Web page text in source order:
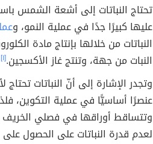
تحتاج النباتات إلى أشعة الشمس
عليها كبيرًا جدًا في عملية النمو، و
النباتات من خلالها بإنتاج مادة
النبات من جهة، وتنتج غاز الأكسجين.[١]
وتجدر الإشارة إلى أنّ النباتات
عنصرًا أساسيًّا في عملية التكوين،
وتتساقط أوراقها في فصلي الخريف
لعدم قدرة النباتات على الحصول